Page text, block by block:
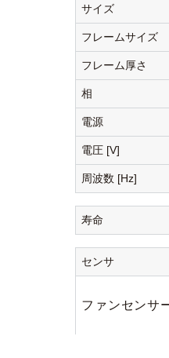
サイズ
フレームサイズ
フレーム厚さ
相
電源
電圧 [V]
周波数 [Hz]
寿命
センサ
ファンセンサ